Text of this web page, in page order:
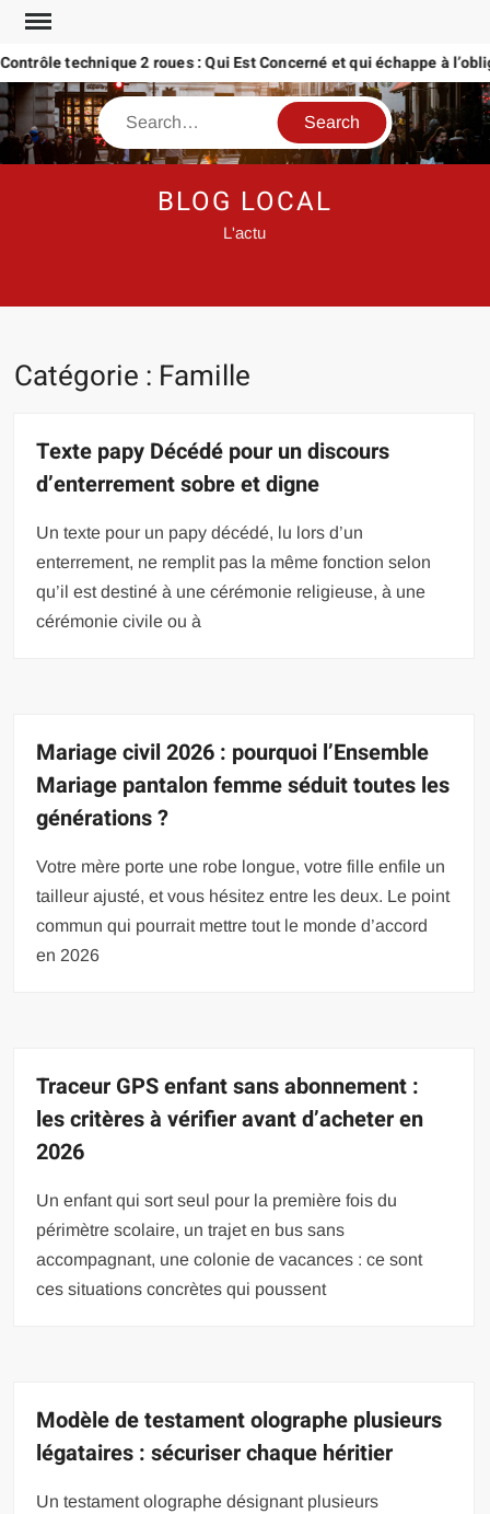
Skip
contenttechnique 2 roues : Qui Est Concerné et qui échappe à
Search
BLOG LOCAL
L'actu
Catégorie : Famille
Texte papy Décédé pour un discours
d’enterrement sobre et digne
Un texte pour un papy décédé, lu lors d’un
enterrement, ne remplit pas la même fonction selon
qu’il est destiné à une cérémonie religieuse, à une
cérémonie civile ou à
Mariage civil 2026 : pourquoi l’Ensemble
Mariage pantalon femme séduit toutes les
générations ?
Votre mère porte une robe longue, votre fille enfile un
tailleur ajusté, et vous hésitez entre les deux. Le point
commun qui pourrait mettre tout le monde d’accord
en 2026
Traceur GPS enfant sans abonnement :
les critères à vérifier avant d’acheter en
2026
Un enfant qui sort seul pour la première fois du
périmètre scolaire, un trajet en bus sans
accompagnant, une colonie de vacances : ce sont
ces situations concrètes qui poussent
Modèle de testament olographe plusieurs
légataires : sécuriser chaque héritier
Un testament olographe désignant plusieurs